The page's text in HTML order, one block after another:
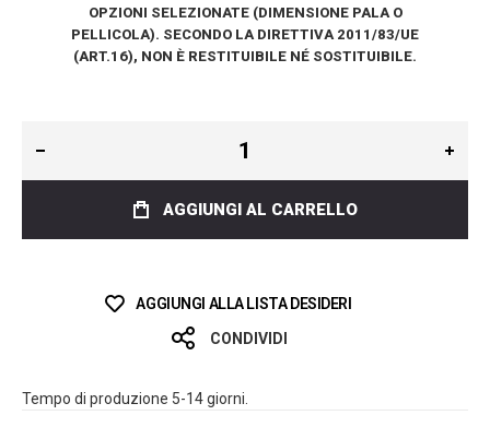
OPZIONI SELEZIONATE (DIMENSIONE PALA O
PELLICOLA). SECONDO LA DIRETTIVA 2011/83/UE
(ART.16), NON È RESTITUIBILE NÉ SOSTITUIBILE.
AGGIUNGI AL CARRELLO
AGGIUNGI ALLA LISTA DESIDERI
CONDIVIDI
Tempo di produzione 5-14 giorni.